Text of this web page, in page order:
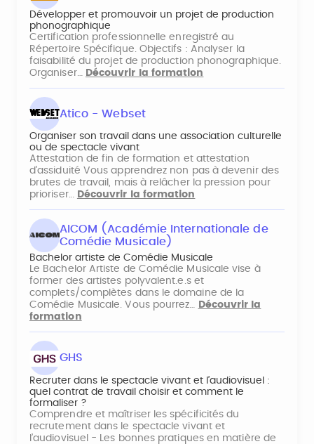
Développer et promouvoir un projet de production
phonographique
Certification professionnelle enregistré au
Répertoire Spécifique. Objectifs : Analyser la
faisabilité du projet de production phonographique.
Organiser…
Découvrir la formation
Atico - Webset
Organiser son travail dans une association culturelle
ou de spectacle vivant
Attestation de fin de formation et attestation
d'assiduité Vous apprendrez non pas à devenir des
brutes de travail, mais à relâcher la pression pour
prioriser… Découvrir la formation
AICOM (Académie Internationale de
Comédie Musicale)
Bachelor artiste de Comédie Musicale
Le Bachelor Artiste de Comédie Musicale vise à
former des artistes polyvalent.e.s et
complets/complètes dans le domaine de la
Comédie Musicale. Vous pourrez… Découvrir la
formation
GHS
Recruter dans le spectacle vivant et l’audiovisuel :
quel contrat de travail choisir et comment le
formaliser ?
Comprendre et maîtriser les spécificités du
recrutement dans le spectacle vivant et
l’audiovisuel - Les bonnes pratiques en matière de